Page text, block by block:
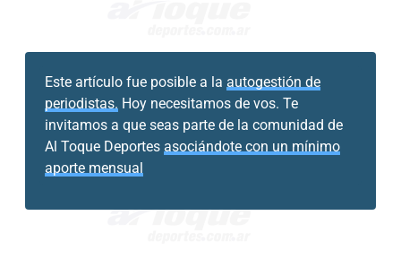
Este artículo fue posible a la autogestión de
periodistas. Hoy necesitamos de vos. Te
invitamos a que seas parte de la comunidad de
Al Toque Deportes asociándote con un mínimo
aporte mensual